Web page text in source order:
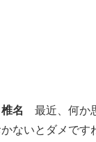
名
最近、何か
ないとダメです